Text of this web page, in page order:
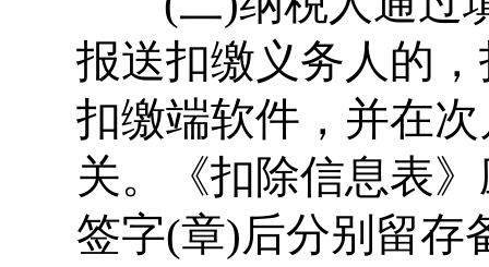
报送扣缴义务人的
扣缴端软件，并在
关。《扣除信息表
签字(章)后分别留存